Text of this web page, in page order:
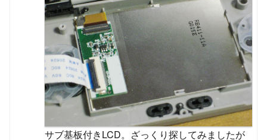
サブ基板付きLCD。ざっくり探してみましたが